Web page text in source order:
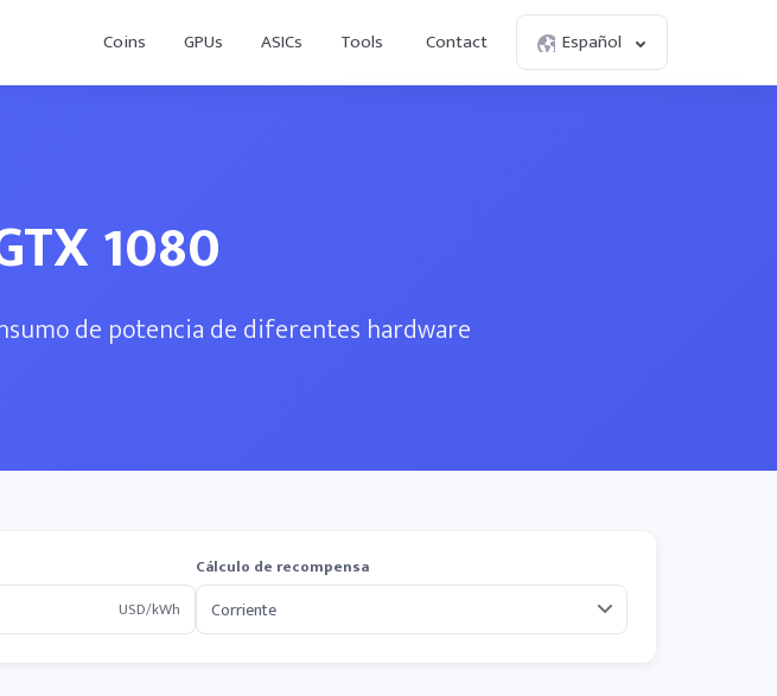
Coins GPUs ASICs Tools Contact Español
1080
de potencia de diferentes hardware
USD/kWh
Cálculo de recompensa